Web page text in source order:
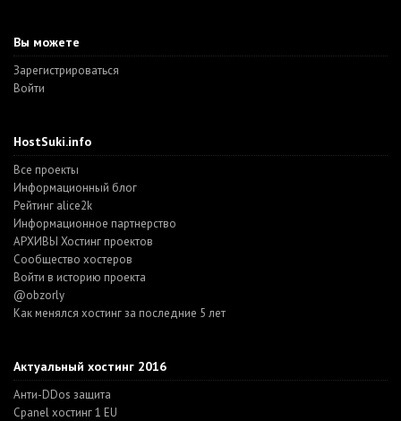
Вы можете
Зарегистрироваться
Войти
HostSuki.info
Все проекты
Информационный блог
Рейтинг alice2k
Информационное партнерство
АРХИВЫ Хостинг проектов
Cообщество хостеров
Войти в историю проекта
@obzorly
Как менялся хостинг за последние 5 лет
Актуальный хостинг 2016
Анти-DDos защита
Cpanel хостинг 1 EU